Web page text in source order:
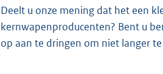
Deelt u onze mening dat het een
kernwapenproducenten? Bent u
op aan te dringen om niet langer